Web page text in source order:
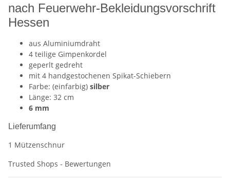
nach Feuerwehr-Bekleidungsvorschrift
Hessen
aus Aluminiumdraht
4 teilige Gimpenkordel
geperlt gedreht
mit 4 handgestochenen Spikat-Schiebern
Farbe: (einfarbig) silber
Länge: 32 cm
6 mm
Lieferumfang
1 Mützenschnur
Trusted Shops - Bewertungen